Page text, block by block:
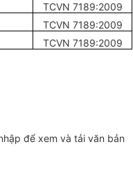
TCVN 7189:2009
TCVN 7189:2009
TCVN 7189:2009
để xem và tải văn bản